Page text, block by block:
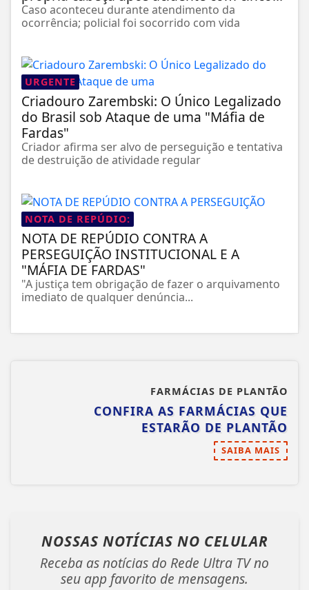
Caso aconteceu durante atendimento da
ocorrência; policial foi socorrido com vida
URGENTE
Criadouro Zarembski: O Único Legalizado
do Brasil sob Ataque de uma "Máfia de
Fardas"
Criador afirma ser alvo de perseguição e tentativa
de destruição de atividade regular
NOTA DE REPÚDIO:
NOTA DE REPÚDIO CONTRA A
PERSEGUIÇÃO INSTITUCIONAL E A
"MÁFIA DE FARDAS"
"A justiça tem obrigação de fazer o arquivamento
imediato de qualquer denúncia...
FARMÁCIAS DE PLANTÃO
CONFIRA AS FARMÁCIAS QUE
ESTARÃO DE PLANTÃO
SAIBA MAIS
NOSSAS NOTÍCIAS NO CELULAR
Receba as notícias do Rede Ultra TV no
seu app favorito de mensagens.